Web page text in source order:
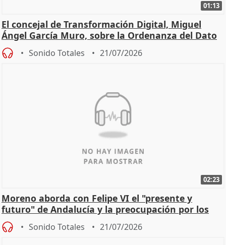
01:13
El concejal de Transformación Digital, Miguel
Ángel García Muro, sobre la Ordenanza del Dato
Sonido Totales 21/07/2026
02:23
Moreno aborda con Felipe VI el "presente y
futuro" de Andalucía y la preocupación por los
incendios
Sonido Totales 21/07/2026